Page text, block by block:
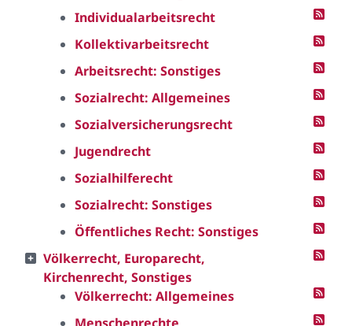
Individualarbeitsrecht
Kollektivarbeitsrecht
Arbeitsrecht: Sonstiges
Sozialrecht: Allgemeines
Sozialversicherungsrecht
Jugendrecht
Sozialhilferecht
Sozialrecht: Sonstiges
Öffentliches Recht: Sonstiges
Völkerrecht, Europarecht,
Kirchenrecht, Sonstiges
Völkerrecht: Allgemeines